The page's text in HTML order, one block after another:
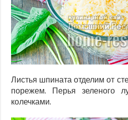
Листья шпината отделим от
порежем. Перья зеленого
колечками.